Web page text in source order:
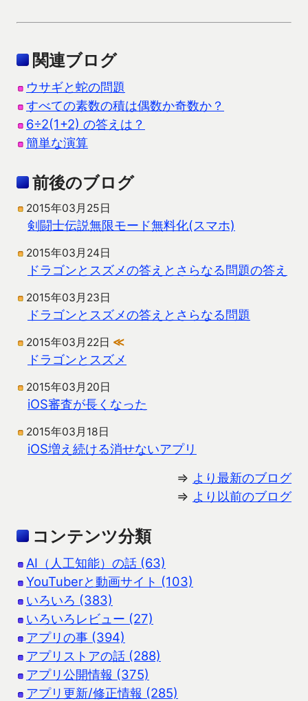
関連ブログ
ウサギと蛇の問題
すべての素数の積は偶数か奇数か？
6÷2(1+2) の答えは？
簡単な演算
前後のブログ
2015年03月25日
剣闘士伝説無限モード無料化(スマホ)
2015年03月24日
ドラゴンとスズメの答えとさらなる問題の答え
2015年03月23日
ドラゴンとスズメの答えとさらなる問題
2015年03月22日 ≪
ドラゴンとスズメ
2015年03月20日
iOS審査が長くなった
2015年03月18日
iOS増え続ける消せないアプリ
⇒ より最新のブログ
⇒ より以前のブログ
コンテンツ分類
AI（人工知能）の話 (63)
YouTuberと動画サイト (103)
いろいろ (383)
いろいろレビュー (27)
アプリの事 (394)
アプリストアの話 (288)
アプリ公開情報 (375)
アプリ更新/修正情報 (285)